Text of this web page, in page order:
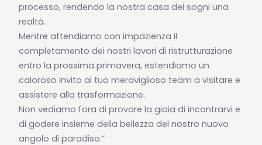
processo, rendendo la nostra casa dei sogni una
realtà.
Mentre attendiamo con impazienza il
completamento dei nostri lavori di ristrutturazione
entro la prossima primavera, estendiamo un
caloroso invito al tuo meraviglioso team a visitare e
assistere alla trasformazione.
Non vediamo l'ora di provare la gioia di incontrarvi e
di godere insieme della bellezza del nostro nuovo
angolo di paradiso.”